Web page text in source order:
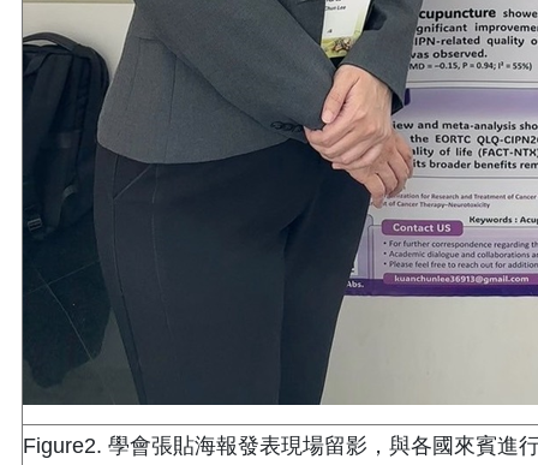
Figure2. 學會張貼海報發表現場留影，與各國來賓進